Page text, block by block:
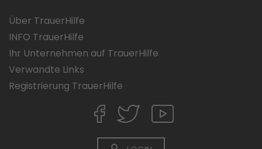
Über TrauerHilfe
INFO TrauerHilfe
Ihr Unternehmen auf TrauerHilfe
Verwandte Links
Registrierung TrauerHilfe